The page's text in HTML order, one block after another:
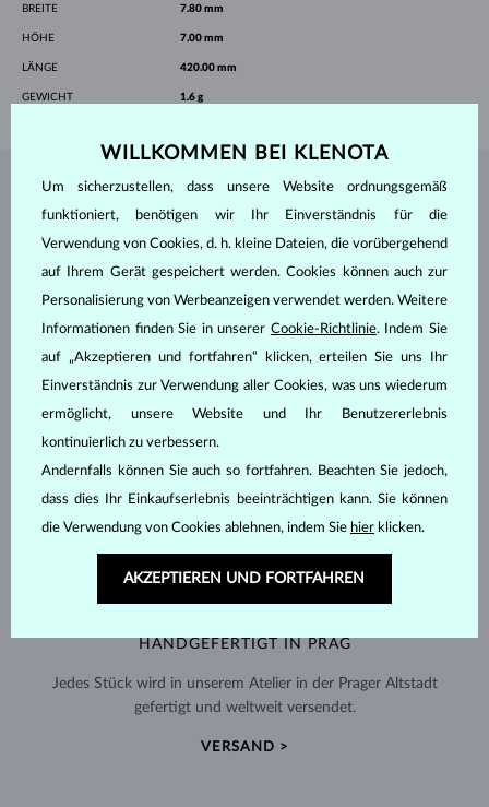
BREITE 7.80 mm
HÖHE 7.00 mm
LÄNGE 420.00 mm
GEWICHT 1.6 g
SCHMUCK AUS DEM KLENOTA ATELIER
HANDGEFERTIGT IN PRAG
Jedes Stück wird in unserem Atelier in der Prager Altstadt
gefertigt und weltweit versendet.
VERSAND >
WILLKOMMEN BEI KLENOTA
Um sicherzustellen, dass unsere Website ordnungsgemäß
funktioniert, benötigen wir Ihr Einverständnis für die
Verwendung von Cookies, d. h. kleine Dateien, die vorübergehend
auf Ihrem Gerät gespeichert werden. Cookies können auch zur
Personalisierung von Werbeanzeigen verwendet werden. Weitere
Informationen finden Sie in unserer Cookie-Richtlinie. Indem Sie
auf „Akzeptieren und fortfahren“ klicken, erteilen Sie uns Ihr
Einverständnis zur Verwendung aller Cookies, was uns wiederum
ermöglicht, unsere Website und Ihr Benutzererlebnis
kontinuierlich zu verbessern.
Andernfalls können Sie auch so fortfahren. Beachten Sie jedoch,
dass dies Ihr Einkaufserlebnis beeinträchtigen kann. Sie können
die Verwendung von Cookies ablehnen, indem Sie hier klicken.
AKZEPTIEREN UND FORTFAHREN